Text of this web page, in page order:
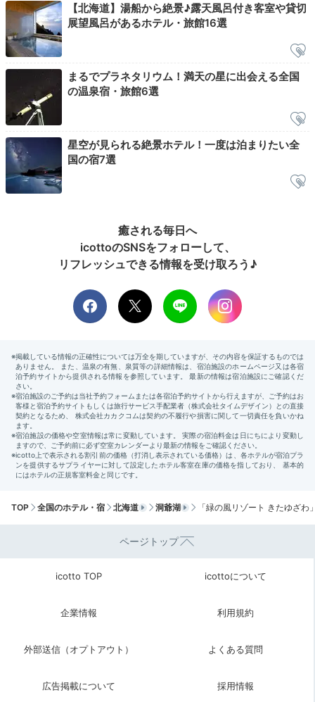
館内の浴場でものんびり。1階大浴場には打たせ湯や泡
風呂、サウナや休憩処などが用意されています。地下1
階の「お好み風呂」には立ち湯や座湯のほか、紫陽花や
紅葉などの四季をテーマにした期間限定のお湯も♪
朝もしっかり温泉に入ってきました。
地元の野菜やフルーツ
栄養たっぷりの朝食を
緑が迎えてくれます。まだ眠っている体には、果物と野
野菜のパワーで元気な1日をスタートしましょう。
【北海道】湯船から絶景♪露天風呂付き客室や貸切
展望風呂があるホテル・旅館16選
まるでプラネタリウム！満天の星に出会える全国
の温泉宿・旅館6選
星空が見られる絶景ホテル！一度は泊まりたい全
国の宿7選
癒される毎日へ
icottoのSNSをフォローして、
リフレッシュできる情報を受け取ろう♪
TOP 全国のホテル・宿 北海道 洞爺湖 「緑の風リゾート きたゆざわ
ページトップ
icotto TOP icottoについて
企業情報 利用規約
外部送信（オプトアウト） よくある質問
広告掲載について 採用情報